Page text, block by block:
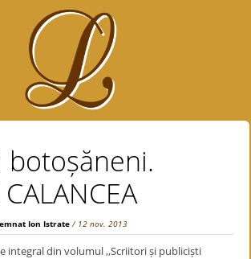
botoșăneni.
Ion Istrate / 12 nov. 2013
integral din volumul ,,Scriitori și publiciști